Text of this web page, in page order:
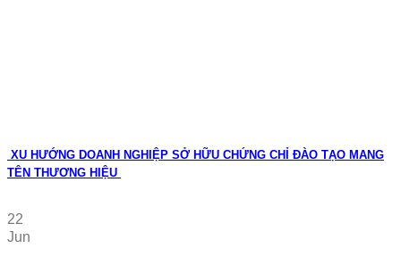
XU HƯỚNG DOANH NGHIỆP SỞ HỮU CHỨNG CHỈ ĐÀO TẠO MANG
TÊN THƯƠNG HIỆU
22
Jun